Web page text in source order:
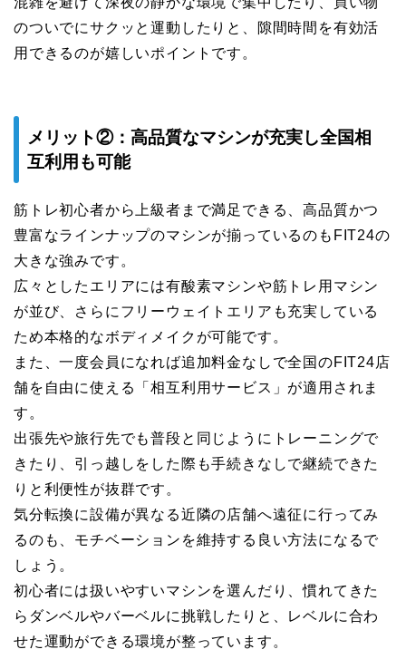
のついでにサクッと運動したりと、隙間時間を有効活
用できるのが嬉しいポイントです。
メリット②：高品質なマシンが充実し全国相
互利用も可能
筋トレ初心者から上級者まで満足できる、高品質かつ
豊富なラインナップのマシンが揃っているのもFIT24の
大きな強みです。
広々としたエリアには有酸素マシンや筋トレ用マシン
が並び、さらにフリーウェイトエリアも充実している
ため本格的なボディメイクが可能です。
また、一度会員になれば追加料金なしで全国のFIT24店
舗を自由に使える「相互利用サービス」が適用されま
す。
出張先や旅行先でも普段と同じようにトレーニングで
きたり、引っ越しをした際も手続きなしで継続できた
りと利便性が抜群です。
気分転換に設備が異なる近隣の店舗へ遠征に行ってみ
るのも、モチベーションを維持する良い方法になるで
しょう。
初心者には扱いやすいマシンを選んだり、慣れてきた
らダンベルやバーベルに挑戦したりと、レベルに合わ
せた運動ができる環境が整っています。